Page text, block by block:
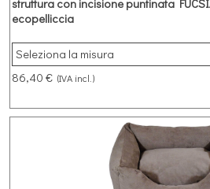
struttura con incisione puntinata
ecopelliccia
Cuccia rettangolare in microfibra
puntinata e cuscino AVORIO in
86,40 € (IVA incl.)